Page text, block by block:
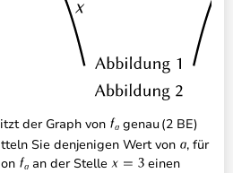
(2 BE)
der Graph von
genau
Sie denjenigen Wert von
, für
an der Stelle
einen